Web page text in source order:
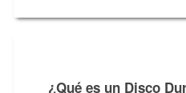
¿Qué es un Disco